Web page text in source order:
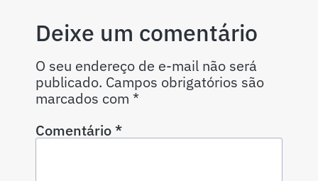
Deixe um comentário
O seu endereço de e-mail não será
publicado. Campos obrigatórios são
marcados com *
Comentário*